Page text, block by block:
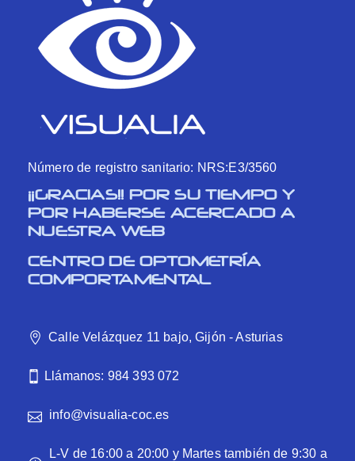
Número de registro sanitario: NRS:E3/3560
¡¡GRACIAS!! POR SU TIEMPO Y
POR HABERSE ACERCADO A
NUESTRA WEB
CENTRO DE OPTOMETRÍA
COMPORTAMENTAL
Calle Velázquez 11 bajo, Gijón - Asturias
Llámanos: 984 393 072
info@visualia-coc.es
L-V de 16:00 a 20:00 y Martes también de 9:30 a